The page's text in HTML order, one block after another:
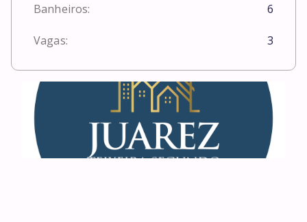
Banheiros: 6
Vagas: 3